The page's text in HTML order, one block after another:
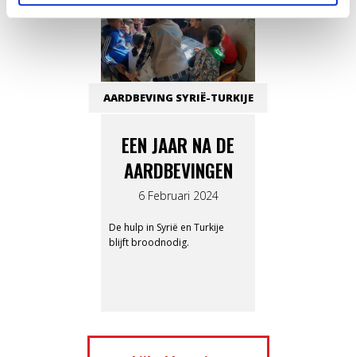
EEN JAAR NA DE
AARDBEVINGEN
6 Februari 2024
De hulp in Syrië en Turkije
blijft broodnodig.
AARDBEVING SYRIË-TURKIJE